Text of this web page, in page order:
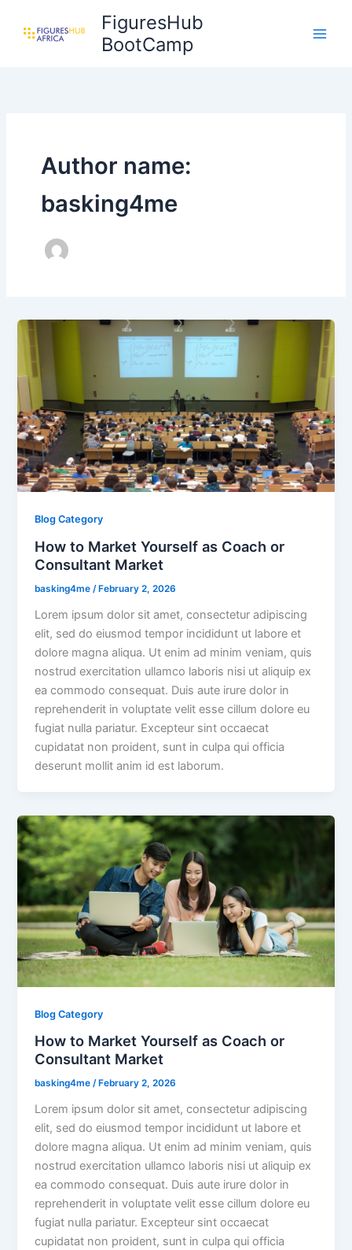
content
FiguresHub
BootCamp
Author name:
basking4me
Blog Category
How to Market Yourself as Coach or
Consultant Market
basking4me /February 2, 2026
Lorem ipsum dolor sit amet, consectetur adipiscing
elit, sed do eiusmod tempor incididunt ut labore et
dolore magna aliqua. Ut enim ad minim veniam, quis
nostrud exercitation ullamco laboris nisi ut aliquip ex
ea commodo consequat. Duis aute irure dolor in
reprehenderit in voluptate velit esse cillum dolore eu
fugiat nulla pariatur. Excepteur sint occaecat
cupidatat non proident, sunt in culpa qui officia
deserunt mollit anim id est laborum.
Blog Category
How to Market Yourself as Coach or
Consultant Market
basking4me/ February 2, 2026
Lorem ipsum dolor sit amet, consectetur adipiscing
elit, sed do eiusmod tempor incididunt ut labore et
dolore magna aliqua. Ut enim ad minim veniam, quis
nostrud exercitation ullamco laboris nisi ut aliquip ex
ea commodo consequat. Duis aute irure dolor in
reprehenderit in voluptate velit esse cillum dolore eu
fugiat nulla pariatur. Excepteur sint occaecat
cupidatat non proident, sunt in culpa qui officia